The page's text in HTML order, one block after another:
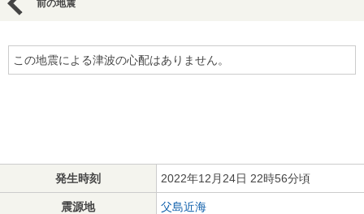
前の地震
この地震による津波の心配はありません。
発生時刻 2022年12月24日 22時56分頃
震源地 父島近海